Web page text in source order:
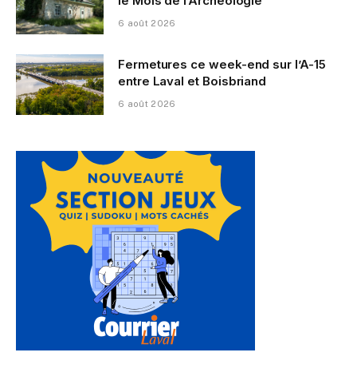
6 août 2026
Fermetures ce week-end sur l’A-15
entre Laval et Boisbriand
6 août 2026